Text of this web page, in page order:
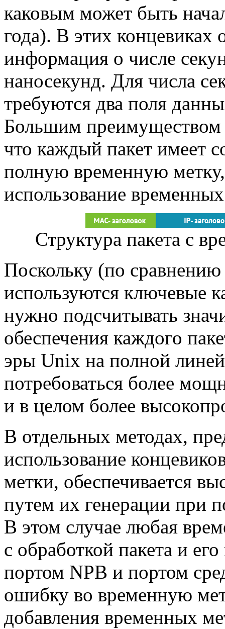
каковым может быть
года). В этих концевиках
информация о числе
наносекунд. Для числа
требуются два поля
Большим преимуществом
что каждый пакет имеет
полную временную
использование
Структура пакета с
Поскольку (по
используются ключевые
нужно подсчитывать
обеспечения каждого
эры Uniх на полной
потребоваться более
и в целом более
В отдельных методах,
использование
метки, обеспечивается
путем их генерации при
В этом случае любая
с обработкой пакета и
портом NPB и портом
ошибку во временную
добавления временных